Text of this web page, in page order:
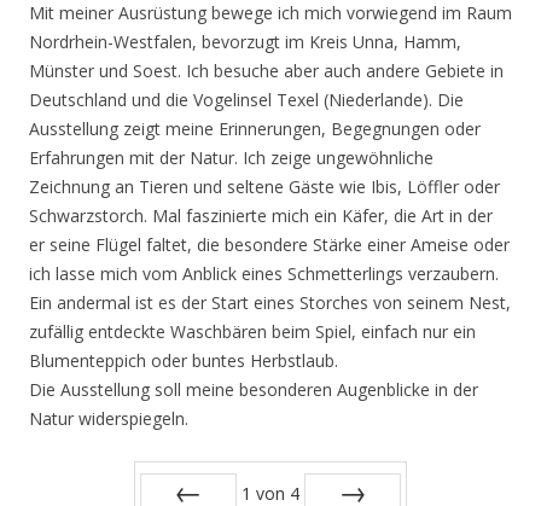
Mit meiner Ausrüstung bewege ich mich vorwiegend im Raum
Nordrhein-Westfalen, bevorzugt im Kreis Unna, Hamm,
Münster und Soest. Ich besuche aber auch andere Gebiete in
Deutschland und die Vogelinsel Texel (Niederlande). Die
Ausstellung zeigt meine Erinnerungen, Begegnungen oder
Erfahrungen mit der Natur. Ich zeige ungewöhnliche
Zeichnung an Tieren und seltene Gäste wie Ibis, Löffler oder
Schwarzstorch. Mal faszinierte mich ein Käfer, die Art in der
er seine Flügel faltet, die besondere Stärke einer Ameise oder
ich lasse mich vom Anblick eines Schmetterlings verzaubern.
Ein andermal ist es der Start eines Storches von seinem Nest,
zufällig entdeckte Waschbären beim Spiel, einfach nur ein
Blumenteppich oder buntes Herbstlaub.
Die Ausstellung soll meine besonderen Augenblicke in der
Natur widerspiegeln.
1 von 4